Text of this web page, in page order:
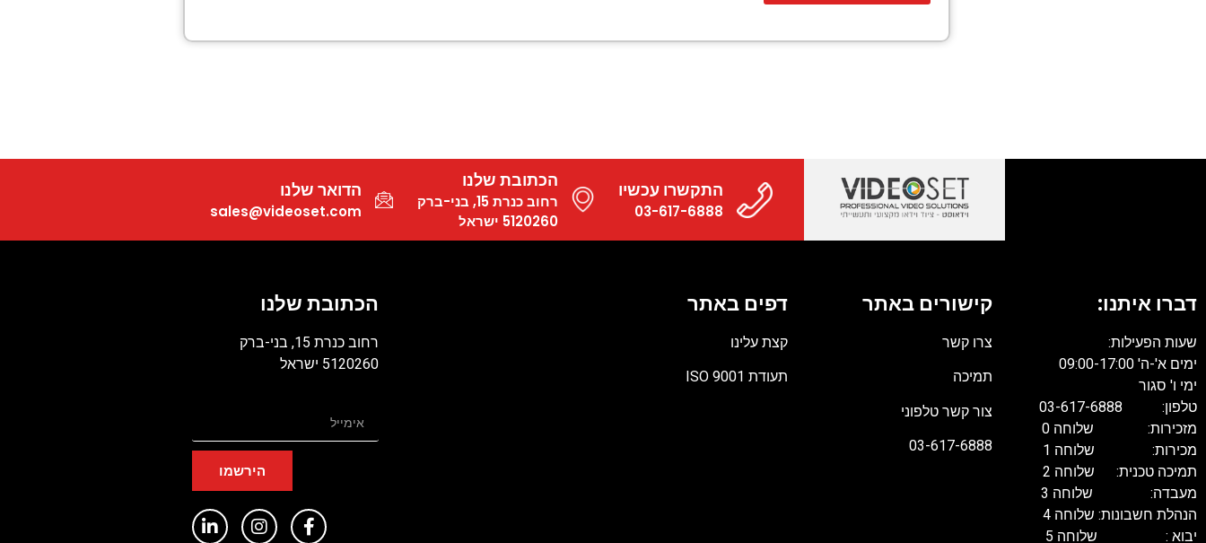
התקשרו עכשיו
03-617-6888
הכתובת שלנו
רחוב כנרת 15, בני-ברק
5120260 ישראל
הדואר שלנו
sales@videoset.com
דברו איתנו:
שעות הפעילות:
ימים א'-ה' 09:00-17:00
ימי ו' סגור
טלפון: 03-617-6888
מזכירות: שלוחה 0
מכירות: שלוחה 1
תמיכה טכנית: שלוחה 2
מעבדה: שלוחה 3
הנהלת חשבונות: שלוחה 4
יבוא : שלוחה 5
קישורים באתר
צרו קשר
תמיכה
צור קשר טלפוני
03-617-6888
דפים באתר
קצת עלינו
תעודת ISO 9001
הכתובת שלנו
רחוב כנרת 15, בני-ברק
5120260 ישראל
הירשמו